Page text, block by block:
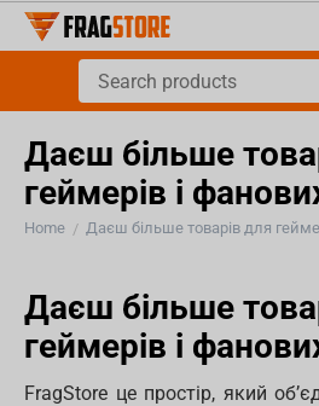
Даєш більше
геймерів і
Home /
Даєш більше
геймерів і
FragStore це простір, який